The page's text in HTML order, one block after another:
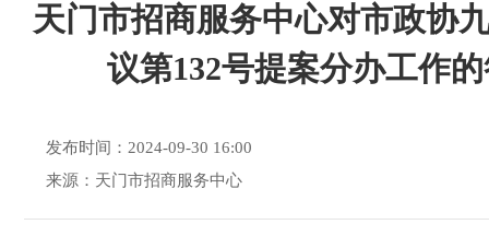
天门市招商服务中心对市政协
议第132号提案分办工作
发布时间：2024-09-30 16:00
来源：天门市招商服务中心